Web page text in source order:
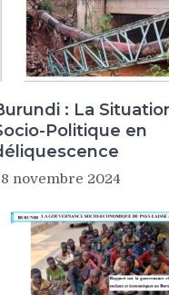
: La
Politique en
novembre 2024